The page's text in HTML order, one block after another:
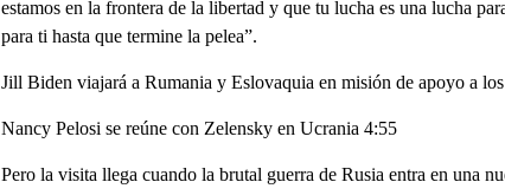
estamos en la frontera de la libertad y que tu lucha es una lucha
para ti hasta que termine la pelea”.
Jill Biden viajará a Rumania y Eslovaquia en misión de apoyo a
Nancy Pelosi se reúne con Zelensky en Ucrania 4:55
Pero la visita llega cuando la brutal guerra de Rusia entra en una